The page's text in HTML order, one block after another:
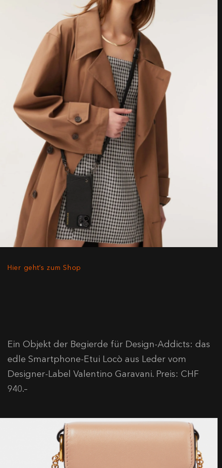
Hier geht’s zum Shop
Ein Objekt der Begierde für Design-Addicts: das
edle Smartphone-Etui Locò aus Leder vom
Designer-Label Valentino Garavani. Preis: CHF
940.–